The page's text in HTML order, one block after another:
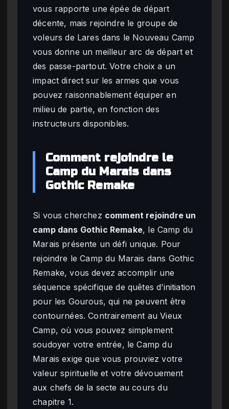
vous rapporte une épée de départ
décente, mais rejoindre le groupe de
voleurs de Lares dans le Nouveau Camp
vous donne un meilleur arc de départ et
des passe-partout. Votre choix a un
impact direct sur les armes que vous
pouvez raisonnablement équiper en
milieu de partie, en fonction des
instructeurs disponibles.
Comment rejoindre le
Camp du Marais dans
Gothic Remake
Si vous cherchez comment rejoindre un
camp dans Gothic Remake, le Camp du
Marais présente un défi unique. Pour
rejoindre le Camp du Marais dans Gothic
Remake, vous devez accomplir une
séquence spécifique de quêtes d’initiation
pour les Gourous, qui ne peuvent être
contournées. Contrairement au Vieux
Camp, où vous pouvez simplement
soudoyer votre entrée, le Camp du
Marais exige que vous prouviez votre
valeur spirituelle et votre dévouement
aux chefs de la secte au cours du
chapitre 1.